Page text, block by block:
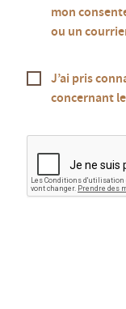
mon
ou un
J’ai pris
concernant